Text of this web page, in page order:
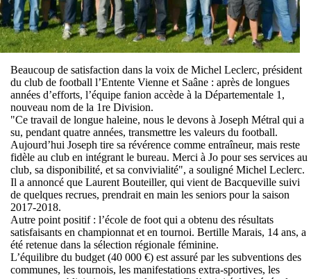
Beaucoup de satisfaction dans la voix de Michel Leclerc, président
du club de football l’Entente Vienne et Saâne : après de longues
années d’efforts, l’équipe fanion accède à la Départementale 1,
nouveau nom de la 1re Division.
"Ce travail de longue haleine, nous le devons à Joseph Métral qui a
su, pendant quatre années, transmettre les valeurs du football.
Aujourd’hui Joseph tire sa révérence comme entraîneur, mais reste
fidèle au club en intégrant le bureau. Merci à Jo pour ses services au
club, sa disponibilité, et sa convivialité", a souligné Michel Leclerc.
Il a annoncé que Laurent Bouteiller, qui vient de Bacqueville suivi
de quelques recrues, prendrait en main les seniors pour la saison
2017-2018.
Autre point positif : l’école de foot qui a obtenu des résultats
satisfaisants en championnat et en tournoi. Bertille Marais, 14 ans, a
été retenue dans la sélection régionale féminine.
L’équilibre du budget (40 000 €) est assuré par les subventions des
communes, les tournois, les manifestations extra-sportives, les